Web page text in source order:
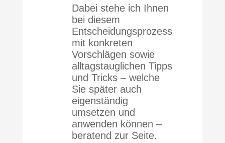
Dabei stehe ich Ihnen
bei diesem
Entscheidungsprozess
mit konkreten
Vorschlägen sowie
alltagstauglichen Tipps
und Tricks – welche
Sie später auch
eigenständig
umsetzen und
anwenden können –
beratend zur Seite.